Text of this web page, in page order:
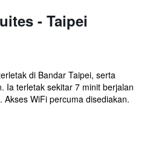
- Taipei
di Bandar Taipei, serta
Ia terletak sekitar 7 minit berjalan
WiFi percuma disediakan.